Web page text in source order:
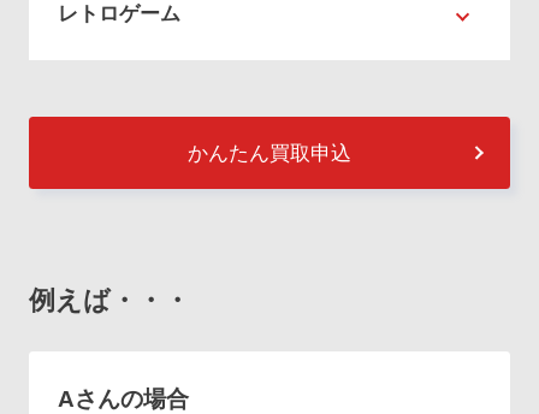
レトロゲーム
かんたん買取申込
例えば・・・
Aさんの場合